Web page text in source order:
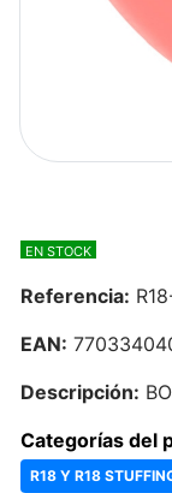
EN STOCK
Referencia:
EAN:
Descripción:
Categorías del
R18 Y R18